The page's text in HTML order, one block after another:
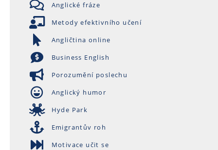
Anglické fráze
Metody efektivního učení
Angličtina online
Business English
Porozumění poslechu
Anglický humor
Hyde Park
Emigrantův roh
Motivace učit se